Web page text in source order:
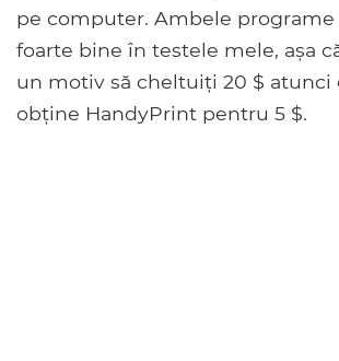
pe computer. Ambele
foarte bine în testele mele, așa
un motiv să cheltuiți 20 $ atunci
obține HandyPrint pentru 5 $.